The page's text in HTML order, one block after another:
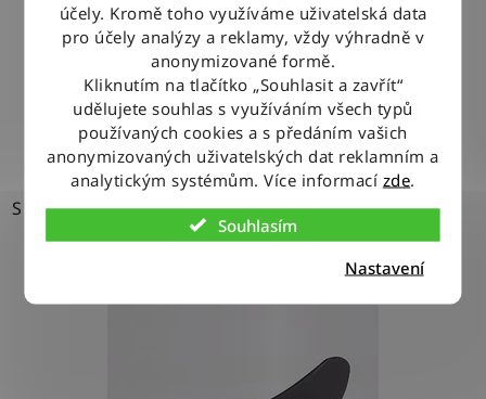
účely. Kromě toho využíváme uživatelská data
pro účely analýzy a reklamy, vždy výhradně v
anonymizované formě.
Kliknutím na tlačítko „Souhlasit a zavřít“
udělujete souhlas s využíváním všech typů
používaných cookies a s předáním vašich
anonymizovaných uživatelských dat reklamním a
analytickým systémům. Více informací zde.
Souhlasím
Nastavení
1 279 Kč
DETAIL
S